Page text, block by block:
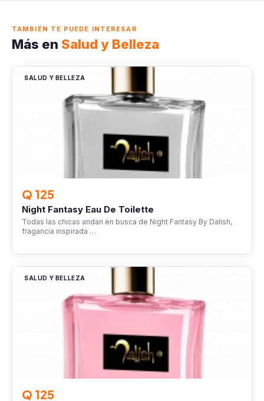
TAMBIÉN TE PUEDE INTERESAR
Más en Salud y Belleza
SALUD Y BELLEZA
Q 125
Night Fantasy Eau De Toilette
Todas las chicas andan en busca de Night Fantasy By Dalish,
fragancia inspirada …
SALUD Y BELLEZA
Q 125